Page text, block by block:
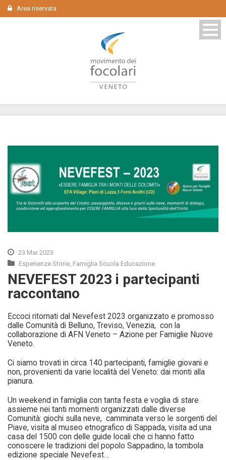
Area riservata
23 Mar 2023
Esperienze Storie Famiglia Scuola Educazione
NEVEFEST 2023 i partecipanti
raccontano
Eccoci ritornati dal Nevefest 2023 organizzato e promosso
dalle Comunità di Belluno, Treviso, Venezia, con la
collaborazione di AFN Veneto – Azione per Famiglie Nuove
Veneto.
Ci siamo trovati in circa 140 partecipanti, famiglie giovani e
non, provenienti da varie località del Veneto: dai monti alla
pianura.
Un weekend in famiglia con tanta festa e voglia di stare
assieme nei tanti momenti organizzati dalle diverse
Comunità: giochi sulla neve, camminata verso le sorgenti del
Piave, visita al museo etnografico di Sappada, visita ad una
casa del 1500 con delle guide locali che ci hanno fatto
conoscere le tradizioni del popolo Sappadino, la tombola
edizione speciale Nevefest…